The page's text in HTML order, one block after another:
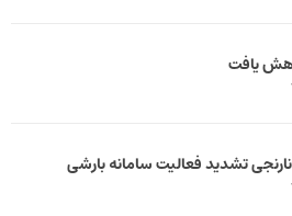
یافت
تشدید فعالیت سامانه بارشی